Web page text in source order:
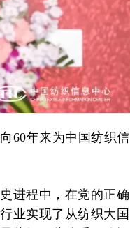
60年来为中国纺织信
进程中，在党的正确
业实现了从纺织大国